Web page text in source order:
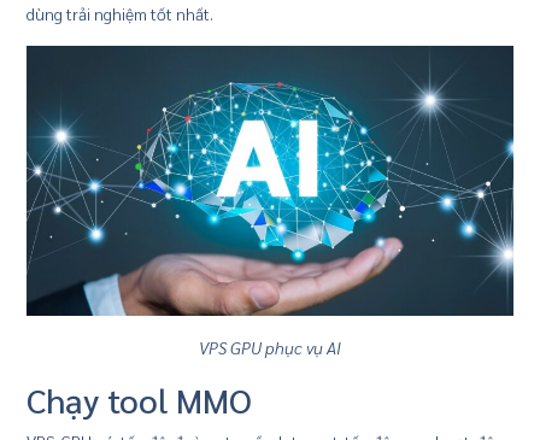
dùng trải nghiệm tốt nhất.
VPS GPU phục vụ AI
Chạy tool MMO